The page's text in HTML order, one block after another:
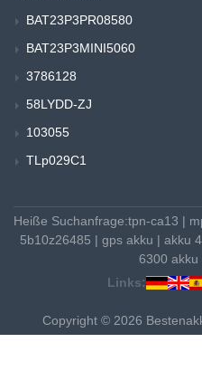
BAT23P3PR08580
BAT23P3MINI5060
3786128
58LYDD-ZJ
103055
TLp029C1
Heiße Suchanfrage:tpn-ca13 |
5b10z26485 | gps akku | akku
6300 akku
Links:
Copyright © 2026